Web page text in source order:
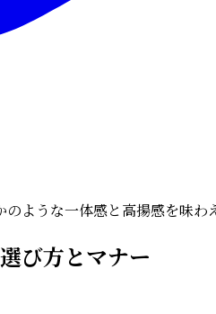
ような一体感と高揚感を味わ
び方とマナー